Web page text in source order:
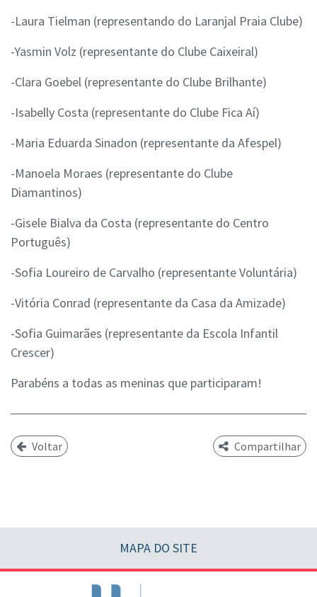
-Laura Tielman (representando do Laranjal Praia Clube)
-Yasmin Volz (representante do Clube Caixeiral)
-Clara Goebel (representante do Clube Brilhante)
-Isabelly Costa (representante do Clube Fica Aí)
-Maria Eduarda Sinadon (representante da Afespel)
-Manoela Moraes (representante do Clube
Diamantinos)
-Gisele Bialva da Costa (representante do Centro
Português)
-Sofia Loureiro de Carvalho (representante Voluntária)
-Vitória Conrad (representante da Casa da Amizade)
-Sofia Guimarães (representante da Escola Infantil
Crescer)
Parabéns a todas as meninas que participaram!
Voltar Compartilhar
MAPA DO SITE